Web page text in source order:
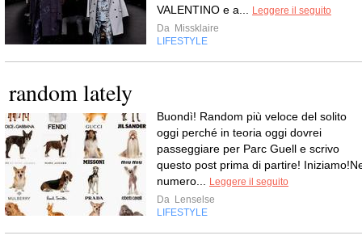
VALENTINO e a...
Leggere il seguito
Da Missklaire
LIFESTYLE
random lately
Buondì! Random più veloce del solito
oggi perché in teoria oggi dovrei
passeggiare per Parc Guell e scrivo
questo post prima di partire!
numero...
Leggere il seguito
Da Lenselse
LIFESTYLE